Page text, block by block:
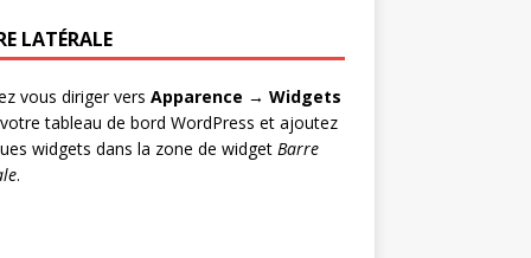
LATÉRALE
vous diriger vers Apparence → Widgets
tableau de bord WordPress et ajoutez
widgets dans la zone de widget Barre
.